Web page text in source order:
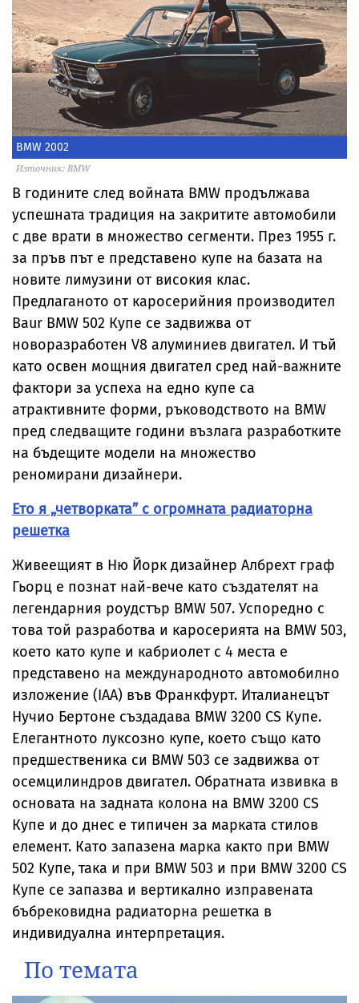
BMW 2002
Източник: BMW
В годините след войната BMW продължава
успешната традиция на закритите автомобили
с две врати в множество сегменти. През 1955 г.
за пръв път е представено купе на базата на
новите лимузини от високия клас.
Предлаганото от каросерийния производител
Baur BMW 502 Купе се задвижва от
новоразработен V8 алуминиев двигател. И тъй
като освен мощния двигател сред най-важните
фактори за успеха на едно купе са
атрактивните форми, ръководството на BMW
пред следващите години възлага разработките
на бъдещите модели на множество
реномирани дизайнери.
Ето я „четворката” с огромната радиаторна
решетка
Живеещият в Ню Йорк дизайнер Албрехт граф
Гьорц е познат най-вече като създателят на
легендарния роудстър BMW 507. Успоредно с
това той разработва и каросерията на BMW 503,
което като купе и кабриолет с 4 места е
представено на международното автомобилно
изложение (IAA) във Франкфурт. Италианецът
Нучио Бертоне създадава BMW 3200 CS Купе.
Елегантното луксозно купе, което също като
предшественика си BMW 503 се задвижва от
осемцилиндров двигател. Обратната извивка в
основата на задната колона на BMW 3200 CS
Купе и до днес е типичен за марката стилов
елемент. Като запазена марка както при BMW
502 Купе, така и при BMW 503 и при BMW 3200 CS
Купе се запазва и вертикално изправената
бъбрековидна радиаторна решетка в
индивидуална интерпретация.
По темата